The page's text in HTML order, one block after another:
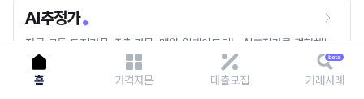
AI추정가
전국 모든 토지건물, 집합건물, 매월 업데이트되는 AI추정가를 경험해보
세요.
홈 가격자문 대출모집 거래사례